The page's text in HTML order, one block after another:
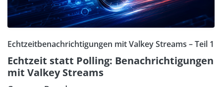
Echtzeitbenachrichtigungen mit Valkey Streams – Teil 1
Echtzeit statt Polling: Benachrichtigungen
mit Valkey Streams